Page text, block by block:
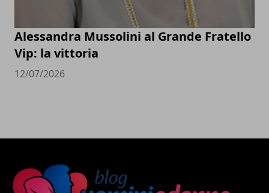
Alessandra Mussolini al Grande Fratello
Vip: la vittoria
12/07/2026